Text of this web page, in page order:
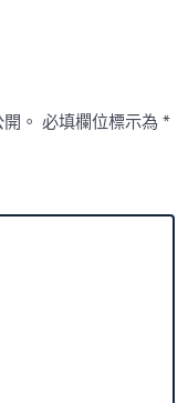
。 必填欄位標示為*